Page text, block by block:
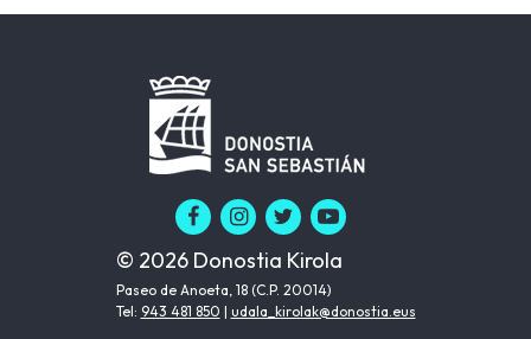
© 2026 Donostia Kirola
Paseo de Anoeta, 18 (C.P. 20014)
Tel: 943 481 850 | udala_kirolak@donostia.eus